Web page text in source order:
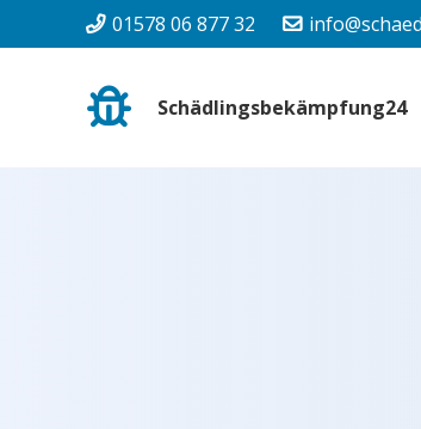
01578 06 877 32
Schädlingsbekämpfung24